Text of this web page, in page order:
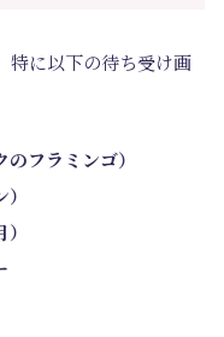
特に以下の待ち受け画
フラミンゴ）